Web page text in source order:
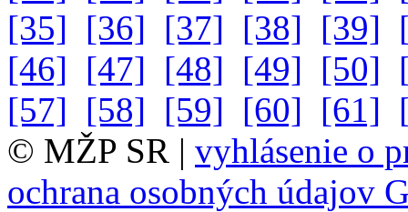
[35] [36] [37] [38] [39]
[46] [47] [48] [49] [50]
[57] [58] [59] [60] [61]
© MŽP SR | vyhlásenie o
ochrana osobných údajov